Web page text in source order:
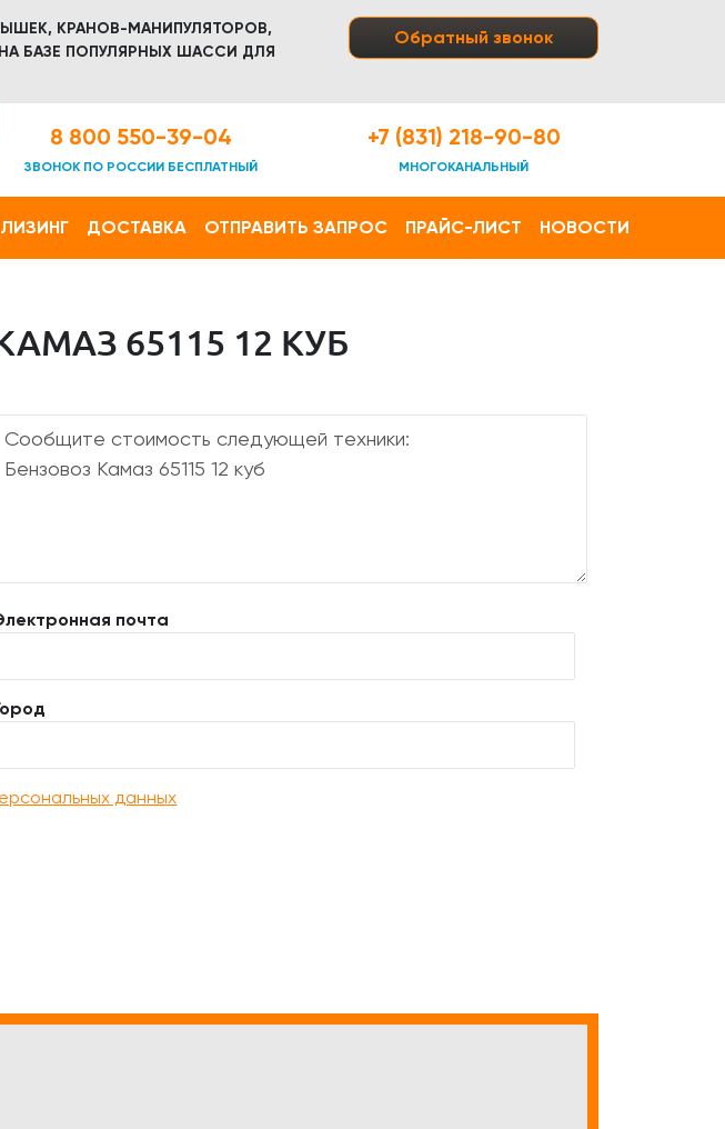
КРАНОВ-МАНИПУЛЯТОРОВ,
БАЗЕ ПОПУЛЯРНЫХ ШАССИ ДЛЯ
Обратный звонок
8 800 550-39-04
ЗВОНОК ПО РОССИИ БЕСПЛАТНЫЙ
+7 (831) 218-90-80
МНОГОКАНАЛЬНЫЙ
ДОСТАВКА ОТПРАВИТЬ ЗАПРОС ПРАЙС-ЛИСТ НОВОСТИ
65115 12 КУБ
почта
данных